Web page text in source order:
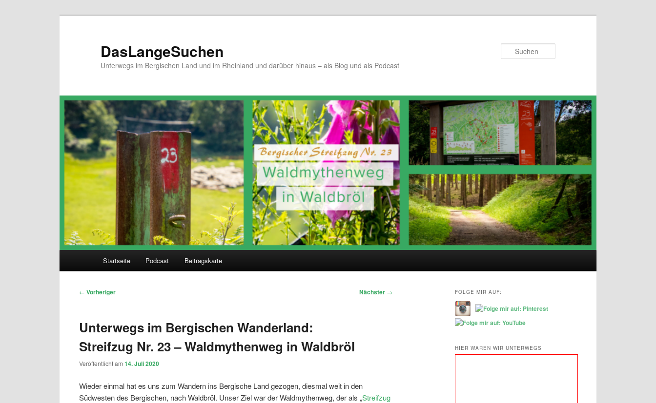
DasLangeSuchen
Unterwegs im Bergischen Land und im Rheinland und darüber hinaus – als Blog und als Podcast
Startseite Podcast Beitragskarte
Beitragsnavigation
← Vorheriger Nächster →
Unterwegs im Bergischen Wanderland:
Streifzug Nr. 23 – Waldmythenweg in Waldbröl
Veröffentlicht am 14. Juli 2020
Wieder einmal hat es uns zum Wandern ins Bergische Land gezogen, diesmal weit in den
Südwesten des Bergischen, nach Waldbröl. Unser Ziel war der Waldmythenweg, der als „Streifzug
FOLGE MIR AUF:
HIER WAREN WIR UNTERWEGS